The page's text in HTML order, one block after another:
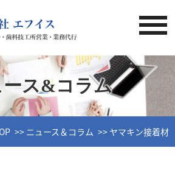
ース&コラム
ニュース＆コラム ヤマキン接着材